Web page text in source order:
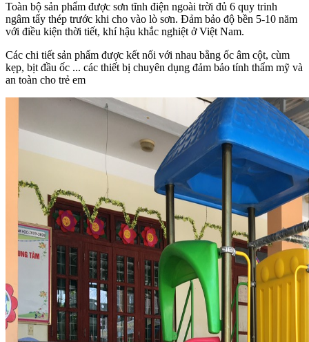
Toàn bộ sản phẩm được sơn tĩnh điện ngoài trời đủ 6 quy trinh
ngâm tẩy thép trước khi cho vào lò sơn. Đảm bảo độ bền 5-10 năm
với điều kiện thời tiết, khí hậu khắc nghiệt ở Việt Nam.
Các chi tiết sản phẩm được kết nối với nhau bằng ốc âm cột, cùm
kẹp, bịt đầu ốc ... các thiết bị chuyên dụng đảm bảo tính thẩm mỹ và
an toàn cho trẻ em